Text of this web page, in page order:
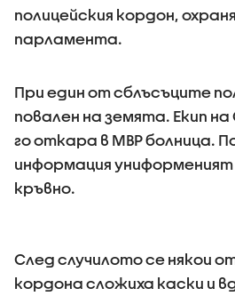
полицейския кордон,
парламента.
При един от сблъсъците
повален на земята. Екип
го откара в МВР болница.
информация униформеният
кръвно.
След случилото се някои
кордона сложиха каски и